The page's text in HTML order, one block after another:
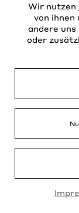
Wir nutzen
von ihnen
andere uns
oder
aus
gemäß
für im
zur